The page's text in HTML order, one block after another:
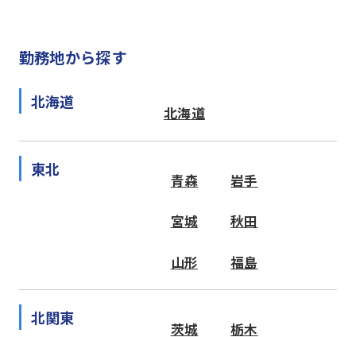
勤務地から探す
北海道
北海道
東北
青森 岩手
宮城 秋田
山形 福島
北関東
茨城 栃木